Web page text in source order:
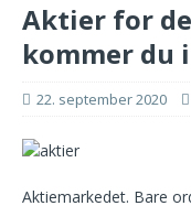
Aktier for
kommer du
22. september 2020
Aktiemarkedet. Bare